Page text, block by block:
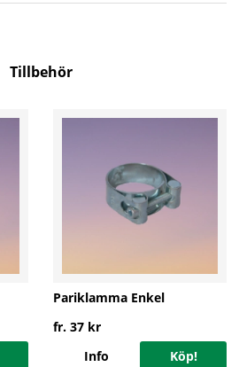
Tillbehör
Pariklamma Enkel
fr. 37 kr
Köp!
Info